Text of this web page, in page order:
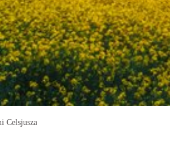
Celsjusza